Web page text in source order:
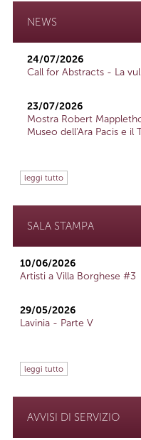
NEWS
24/07/2026
Call for Abstracts - La
23/07/2026
Mostra Robert
Museo dell'Ara Pacis e il
leggi tutto
SALA STAMPA
10/06/2026
Artisti a Villa Borghese #3
29/05/2026
Lavinia - Parte V
leggi tutto
AVVISI DI SERVIZIO